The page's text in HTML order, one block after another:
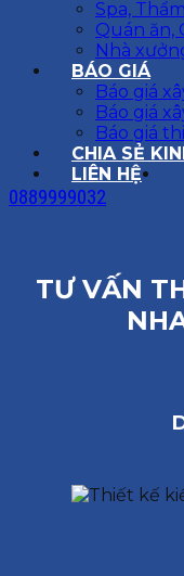
Spa,
Quán ăn,
Nhà
BÁO GIÁ
Báo giá
Báo giá
Báo giá
CHIA SẺ
LIÊN HỆ
0889999032
TƯ VẤN